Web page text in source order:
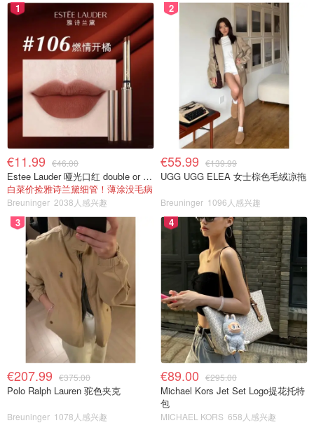
1
€11.99 €46.00
Estee Lauder 哑光口红 double or nothing色号
白菜价捡雅诗兰黛细管！薄涂没毛病
Breuninger 2038人感兴趣
2
€55.99 €139.99
UGG UGG ELEA 女士棕色毛绒凉拖
Breuninger 1096人感兴趣
3
€207.99 €375.00
Polo Ralph Lauren 驼色夹克
Breuninger 1078人感兴趣
4
€89.00 €295.00
Michael Kors Jet Set Logo提花托特
包
MICHAEL KORS 658人感兴趣